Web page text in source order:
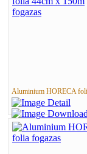
Aluminium HORECA